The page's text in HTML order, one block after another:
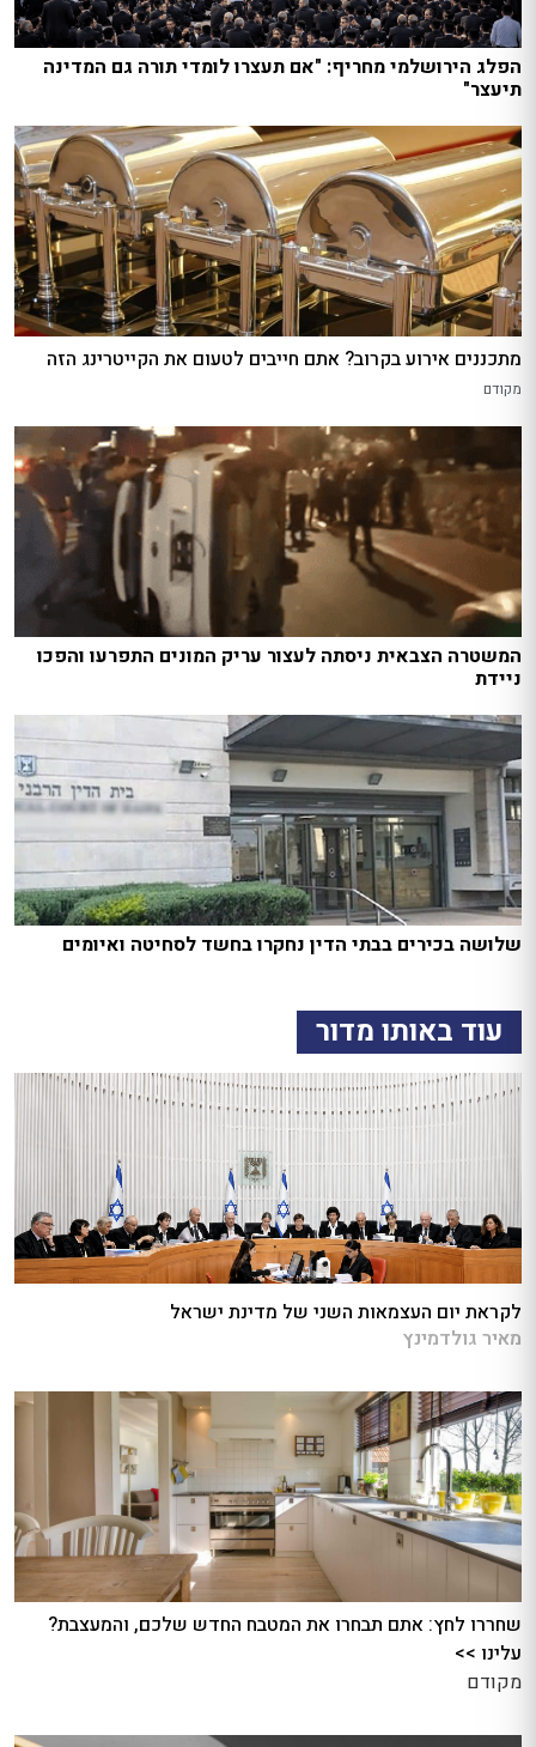
הפלג הירושלמי מחריף: "אם תעצרו לומדי תורה גם המדינה
תיעצר"
מתכננים אירוע בקרוב? אתם חייבים לטעום את הקייטרינג הזה
מקודם
המשטרה הצבאית ניסתה לעצור עריק המונים התפרעו והפכו
ניידת
שלושה בכירים בבתי הדין נחקרו בחשד לסחיטה ואיומים
עוד באותו מדור
לקראת יום העצמאות השני של מדינת ישראל
מאיר גולדמינץ
שחררו לחץ: אתם תבחרו את המטבח החדש שלכם, והמעצבת?
עלינו >>
מקודם